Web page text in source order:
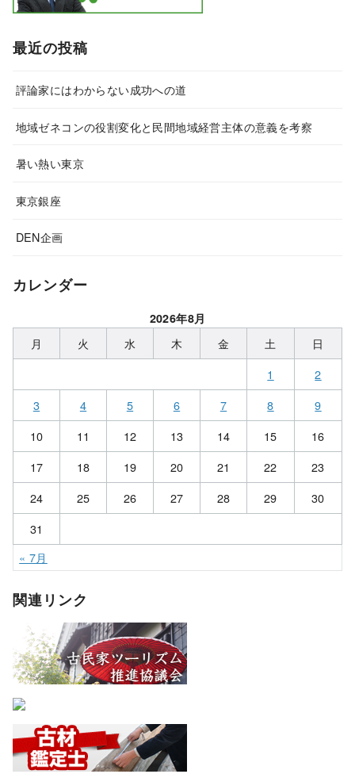
最近の投稿
評論家にはわからない成功への道
地域ゼネコンの役割変化と民間地域経営主体の意義を考察
暑い熱い東京
東京銀座
DEN企画
カレンダー
2026年8月
月 火 水 木 金 土
日
1
2
3
4 5 6 7 8
9
10
11 12 13 14 15
16
17
18 19 20 21 22
23
24
25 26 27 28 29
30
31
« 7月
関連リンク